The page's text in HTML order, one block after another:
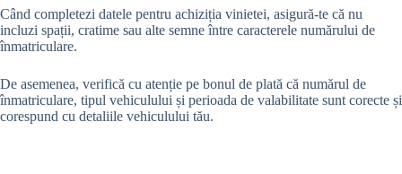
Când completezi datele pentru achiziția vinietei, asigură-te că nu
incluzi spații, cratime sau alte semne între caracterele numărului de
înmatriculare.
De asemenea, verifică cu atenție pe bonul de plată că numărul de
înmatriculare, tipul vehiculului și perioada de valabilitate sunt corecte și
corespund cu detaliile vehiculului tău.